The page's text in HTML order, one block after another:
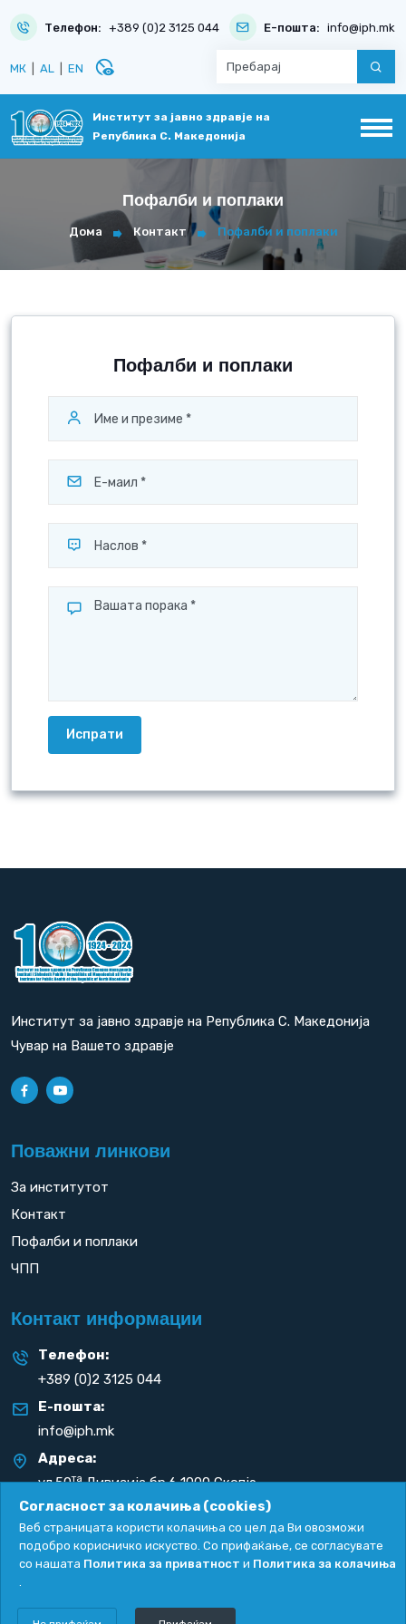
Телефон: +389 (0)2 3125 044 Е-пошта: info@iph.mk
МК AL EN disabled_visible
Институт за јавно здравје на
Република С. Македонија
Пофалби и поплаки
Дома Контакт Пофалби и поплаки
Пофалби и поплаки
Испрати
Институт за јавно здравје на Република С. Македонија
Чувар на Вашето здравје
Поважни линкови
За институтот
Контакт
Пофалби и поплаки
ЧПП
Контакт информации
Телефон:
+389 (0)2 3125 044
Е-пошта:
info@iph.mk
Адреса:
ул.50таДивизија бр.6 1000 Скопје
Република С. Македонија
Согласност за колачиња (cookies)
Веб страницата користи колачиња со цел да Ви овозможи
подобро корисничко искуство. Со прифаќање, се согласувате
со нашата Политика за приватност и Политика за колачиња
.